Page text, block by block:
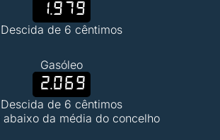
1.979
Descida de 6 cêntimos
Gasóleo
2.069
Descida de 6 cêntimos
abaixo da média do concelho